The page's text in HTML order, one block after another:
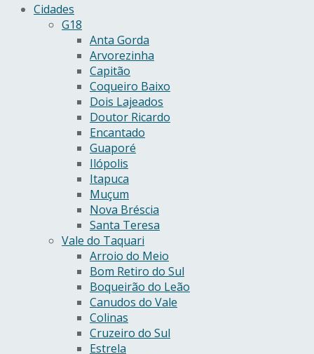
Cidades
G18
Anta Gorda
Arvorezinha
Capitão
Coqueiro Baixo
Dois Lajeados
Doutor Ricardo
Encantado
Guaporé
Ilópolis
Itapuca
Muçum
Nova Bréscia
Santa Teresa
Vale do Taquari
Arroio do Meio
Bom Retiro do Sul
Boqueirão do Leão
Canudos do Vale
Colinas
Cruzeiro do Sul
Estrela